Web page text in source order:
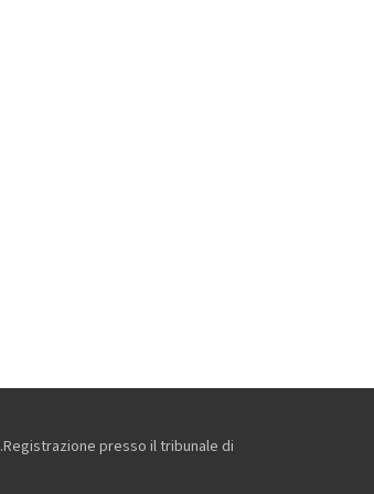
.Registrazione presso il tribunale di